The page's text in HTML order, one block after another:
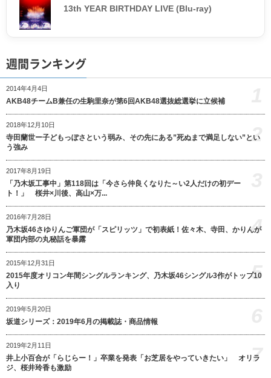
13th YEAR BIRTHDAY LIVE (Blu-ray)
週間ランキング
2014年4月4日
AKB48チームB兼任の生駒里奈が第6回AKB48選抜総選挙に立候補
2018年12月10日
寺田蘭世ー子どもっぽさという弱み、その先にある”死ぬまで満足しない”とい
う強み
2
2017年8月19日
「乃木坂工事中」第118回は「今さら仲良くなりた～い2人だけの初デー
ト！」 桜井×川後、高山×万...
2016年7月28日
乃木坂46さゆりんご軍団が「スピリッツ」で初表紙！佐々木、寺田、かりんが
軍団内部の丸秘話を暴露
4
2015年12月31日
2015年度オリコン年間シングルランキング、乃木坂46シングル3作がトップ10
入り
5
2019年5月20日
坂道シリーズ：2019年6月の掲載誌・商品情報
2019年2月11日
井上小百合が「らじらー！」卒業を発表「お芝居をやっていきたい」 オリラ
ジ、桜井玲香も激励
7